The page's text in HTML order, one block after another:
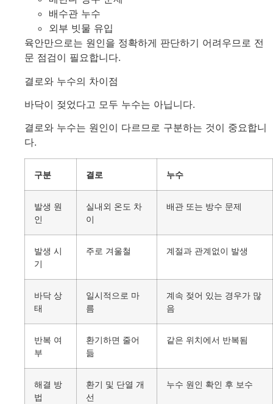
배수관 누수
외부 빗물 유입
육안만으로는 원인을 정확하게 판단하기 어려우므로 전
문 점검이 필요합니다.
결로와 누수의 차이점
바닥이 젖었다고 모두 누수는 아닙니다.
결로와 누수는 원인이 다르므로 구분하는 것이 중요합니
다.
구분 결로 누수
발생 원
인
실내외 온도 차
이
배관 또는 방수 문제
발생 시
기
주로 겨울철 계절과 관계없이 발생
바닥 상
태
일시적으로 마
름
계속 젖어 있는 경우가 많
음
반복 여
부
환기하면 줄어
듦
같은 위치에서 반복됨
해결 방
법
환기 및 단열 개
선
누수 원인 확인 후 보수